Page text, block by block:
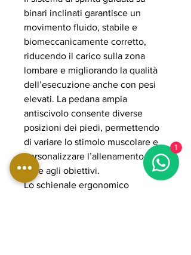
binari inclinati garantisce un
movimento fluido, stabile e
biomeccanicamente corretto,
riducendo il carico sulla zona
lombare e migliorando la qualità
dell’esecuzione anche con pesi
elevati. La pedana ampia
antiscivolo consente diverse
posizioni dei piedi, permettendo
di variare lo stimolo muscolare e
personalizzare l’allenamento in
base agli obiettivi.
Lo schienale ergonomico
1